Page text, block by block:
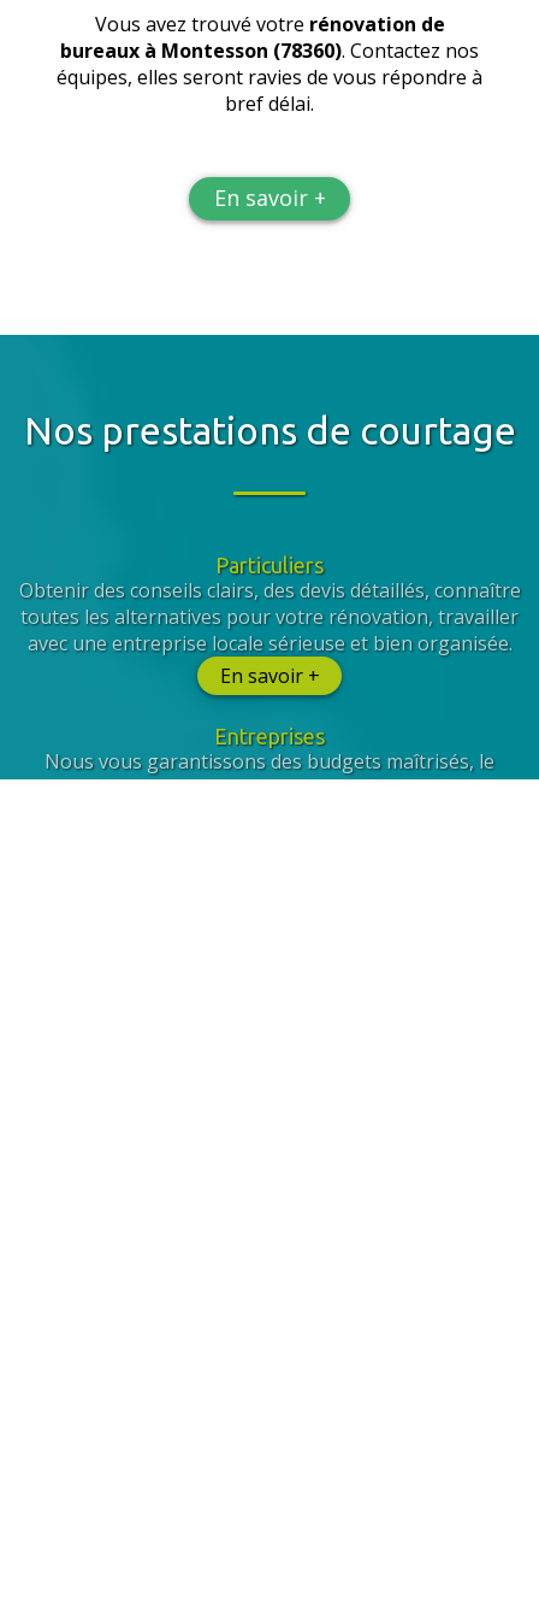
Vous avez trouvé votre rénovation de
bureaux à Montesson (78360). Contactez nos
équipes, elles seront ravies de vous répondre à
bref délai.
En savoir +
Nos prestations de courtage
Particuliers
Obtenir des conseils clairs, des devis détaillés, connaître
toutes les alternatives pour votre rénovation, travailler
avec une entreprise locale sérieuse et bien organisée.
En savoir +
Entreprises
Nous vous garantissons des budgets maîtrisés, le
respect de votre cahier des charges, la prise en compte